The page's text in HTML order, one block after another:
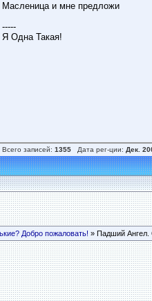
Масленица и мне предложи
-----
Я Одна Такая!
Всего записей: 1355 Дата рег-ции: Дек.
Добро пожаловать! » Падший Ангел.